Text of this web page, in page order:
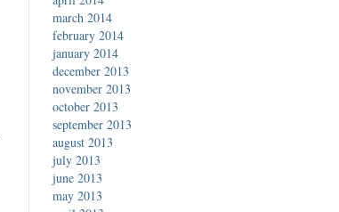
march 2014
february 2014
january 2014
december 2013
november 2013
october 2013
september 2013
august 2013
july 2013
june 2013
may 2013